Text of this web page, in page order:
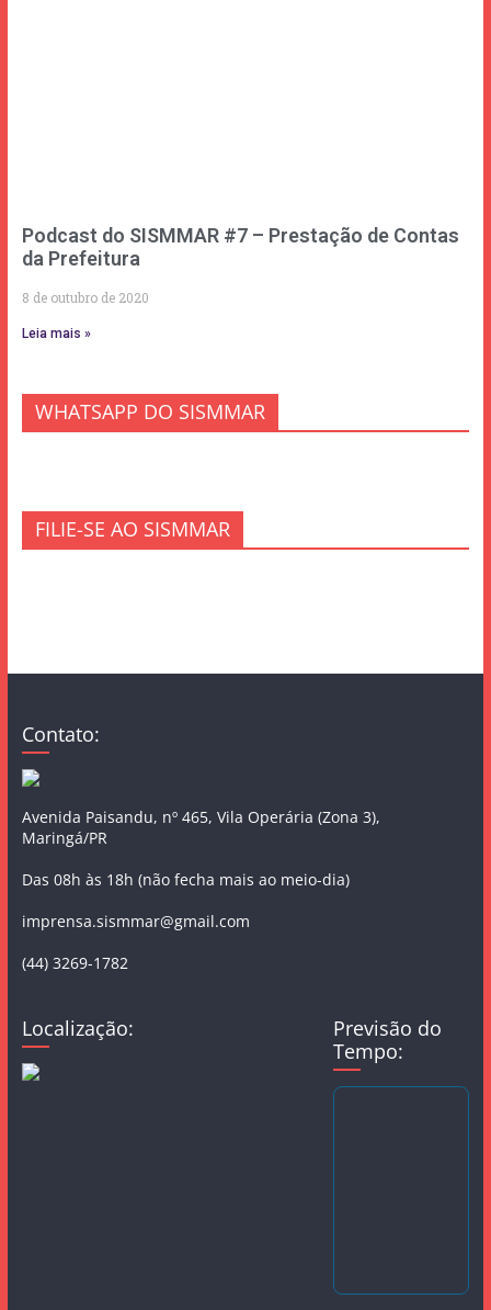
Podcast do SISMMAR #7 – Prestação de Contas
da Prefeitura
8 de outubro de 2020
Leia mais »
WHATSAPP DO SISMMAR
FILIE-SE AO SISMMAR
Contato:
Avenida Paisandu, nº 465, Vila Operária (Zona 3),
Maringá/PR
Das 08h às 18h (não fecha mais ao meio-dia)
imprensa.sismmar@gmail.com
(44) 3269-1782
Localização:
Previsão do
Tempo: